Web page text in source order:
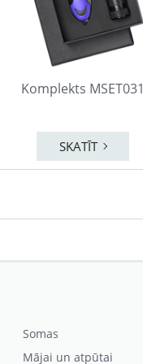
Komplekts MSET031
SKATĪT
Somas
Mājai un atpūtai